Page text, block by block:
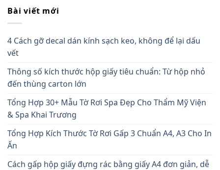
Bài viết mới
4 Cách gỡ decal dán kính sạch keo, không để lại dấu
vết
Thông số kích thước hộp giấy tiêu chuẩn: Từ hộp nhỏ
đến thùng carton lớn
Tổng Hợp 30+ Mẫu Tờ Rơi Spa Đẹp Cho Thẩm Mỹ Viện
& Spa Khai Trương
Tổng Hợp Kích Thước Tờ Rơi Gấp 3 Chuẩn A4, A3 Cho In
Ấn
Cách gấp hộp giấy đựng rác bằng giấy A4 đơn giản, dễ